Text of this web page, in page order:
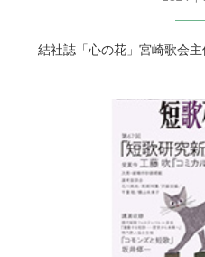
結社誌「心の花」宮崎歌会